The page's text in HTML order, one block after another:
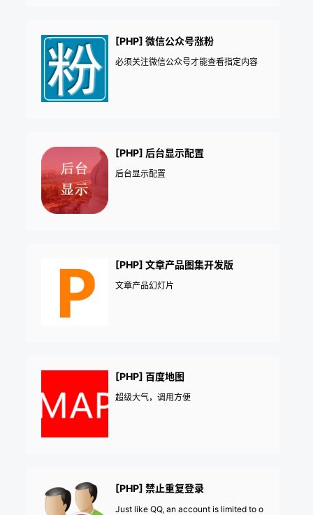
[PHP] 微信公众号涨粉
必须关注微信公众号才能查看指定内容
[PHP] 后台显示配置
后台显示配置
[PHP] 文章产品图集开发版
文章产品幻灯片
[PHP] 百度地图
超级大气，调用方便
[PHP] 禁止重复登录
Just like QQ, an account is limited to o